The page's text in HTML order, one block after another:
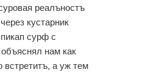
реалъностъ
кустарник
сурф с
нам как
а уж тем